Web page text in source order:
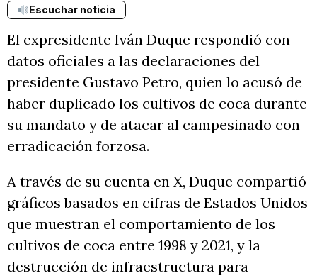
Escuchar noticia
El expresidente Iván Duque respondió con
datos oficiales a las declaraciones del
presidente Gustavo Petro, quien lo acusó de
haber duplicado los cultivos de coca durante
su mandato y de atacar al campesinado con
erradicación forzosa.
A través de su cuenta en X, Duque compartió
gráficos basados en cifras de Estados Unidos
que muestran el comportamiento de los
cultivos de coca entre 1998 y 2021, y la
destrucción de infraestructura para